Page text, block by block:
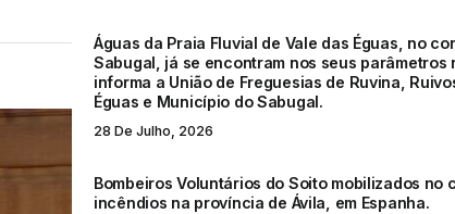
Águas da Praia Fluvial de Vale das Éguas, no
Sabugal, já se encontram nos seus parâmetros
informa a União de Freguesias de Ruvina,
Éguas e Município do Sabugal.
28 De Julho, 2026
Bombeiros Voluntários do Soito mobilizados no
incêndios na província de Ávila, em Espanha.